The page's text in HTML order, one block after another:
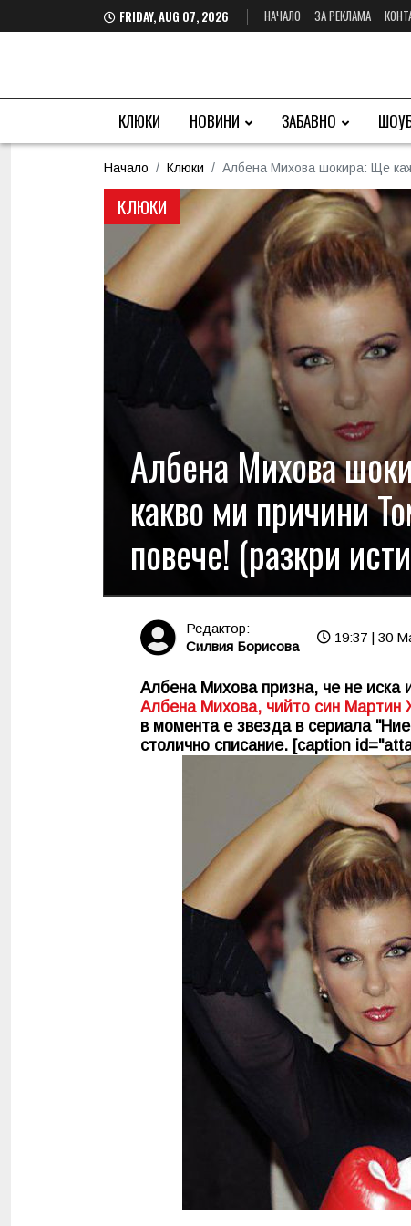
FRIDAY, AUG 07, 2026 НАЧАЛО ЗА РЕКЛАМА
КЛЮКИ НОВИНИ ЗАБАВНО
Начало Клюки Албена Михова шокира: Ще
КЛЮКИ
Албена Михова
какво ми причини
повече! (разкри
Редактор:
Силвия Борисова
19:37 | 30
Албена Михова призна, че не иска
Албена Михова, чийто син Мартин
в момента е звезда в сериала
столично списание. [caption